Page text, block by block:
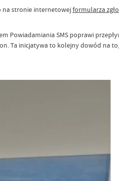
na stronie internetowejformularza
SMS poprawi
Ta inicjatywa to kolejny dowód na